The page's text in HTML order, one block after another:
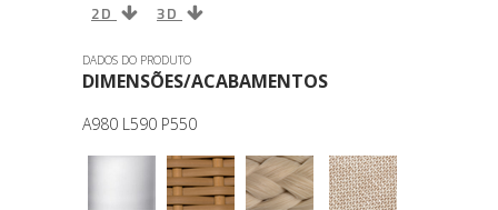
2D
3D
DADOS DO PRODUTO
DIMENSÕES/ACABAMENTOS
A980 L590 P550